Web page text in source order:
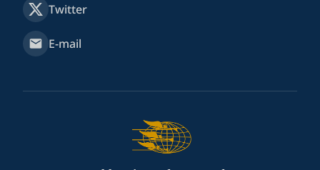
Twitter
E-mail